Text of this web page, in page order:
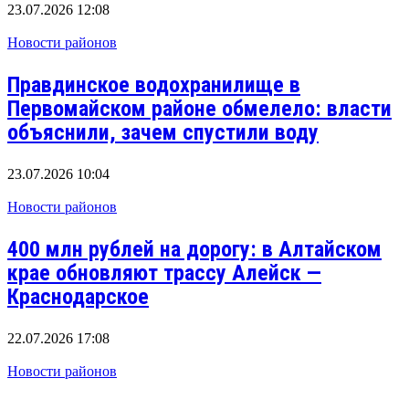
23.07.2026 12:08
Новости районов
Правдинское водохранилище в
Первомайском районе обмелело: власти
объяснили, зачем спустили воду
23.07.2026 10:04
Новости районов
400 млн рублей на дорогу: в Алтайском
крае обновляют трассу Алейск —
Краснодарское
22.07.2026 17:08
Новости районов